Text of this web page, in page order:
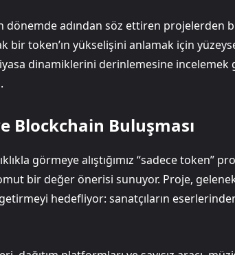
adından söz ettiren projelerden
bir token’ın yükselişini anlamak için
dinamiklerini derinlemesine incelemek
Blockchain Buluşması
görmeye alıştığımız “sadece token”
bir değer önerisi sunuyor. Proje,
hedefliyor: sanatçıların